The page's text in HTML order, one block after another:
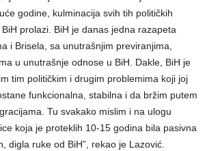
godine, kulminacija svih tih političkih
prolazi. BiH je danas jedna razapeta
i Brisela, sa unutrašnjim previranjima,
u unutrašnje odnose u BiH. Dakle, BiH je
tim političkim i drugim problemima koji joj
funkcionalna, stabilna i da bržim putem
Tu svakako mislim i na ulogu
koja je proteklih 10-15 godina bila pasivna
digla ruke od BiH”, rekao je Lazović.